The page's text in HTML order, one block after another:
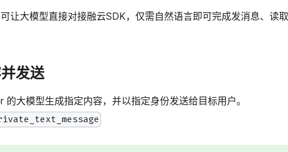
让大模型直接对接融云SDK，仅需自然语言即可完成发消息、读
发送
的大模型生成指定内容，并以指定身份发送给目标用户。